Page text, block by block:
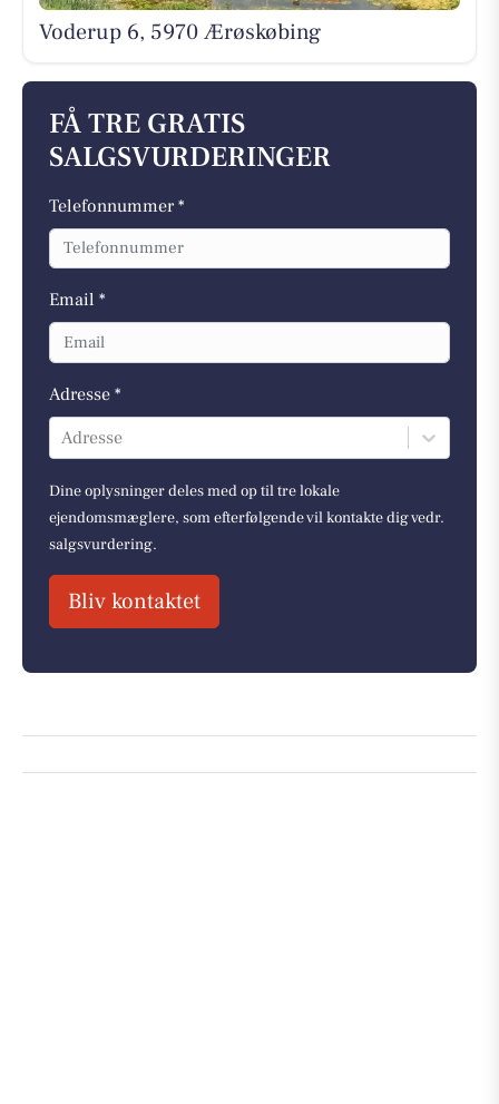
Voderup 6, 5970 Ærøskøbing
FÅ TRE GRATIS
SALGSVURDERINGER
Telefonnummer *
Email *
Adresse *
Adresse
Dine oplysninger deles med op til tre lokale
ejendomsmæglere, som efterfølgende vil kontakte dig vedr.
salgsvurdering.
Bliv kontaktet